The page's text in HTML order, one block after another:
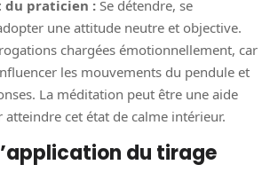
du praticien : Se détendre, se
une attitude neutre et objective.
chargées émotionnellement, car
les mouvements du pendule et
La méditation peut être une aide
atteindre cet état de calme intérieur.
du tirage